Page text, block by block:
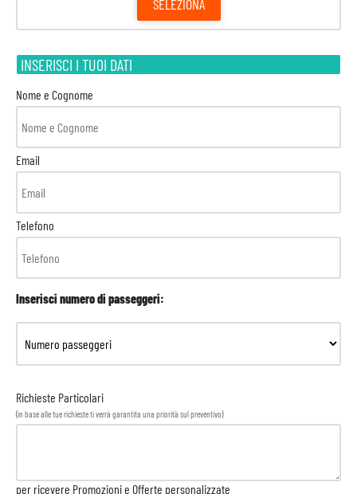
SELEZIONA
INSERISCI I TUOI DATI
Nome e Cognome
Email
Telefono
Inserisci numero di passeggeri:
Richieste Particolari
(in base alle tue richieste ti verrà garantita una priorità sul preventivo)
per ricevere Promozioni e Offerte personalizzate